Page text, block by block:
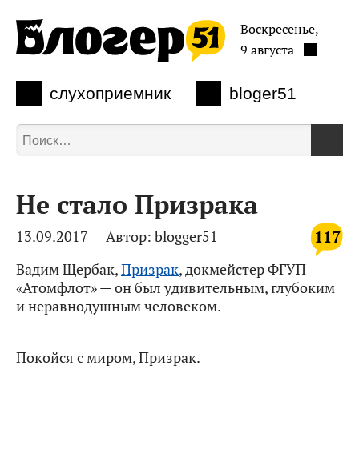
слухоприемник bloger51
Воскресенье,
9 августа
Не стало Призрака
117
13.09.2017 Автор: blogger51
Вадим Щербак,Призрак, докмейстер ФГУП
«Атомфлот» — он был удивительным, глубоким
и неравнодушным человеком.
Покойся с миром, Призрак.